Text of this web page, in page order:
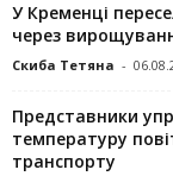
У Кременці
через
Скиба Тетяна -
Представники
температуру
транспорту